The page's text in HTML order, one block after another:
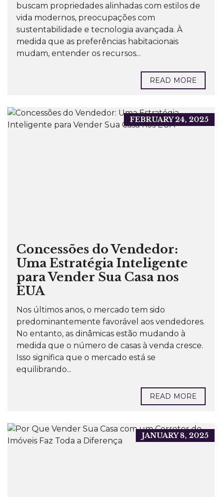
buscam propriedades alinhadas com estilos de
vida modernos, preocupações com
sustentabilidade e tecnologia avançada. À
medida que as preferências habitacionais
mudam, entender os recursos...
READ MORE
FEBRUARY 24, 2025
Concessões do Vendedor:
Uma Estratégia Inteligente
para Vender Sua Casa nos
EUA
Nos últimos anos, o mercado tem sido
predominantemente favorável aos vendedores.
No entanto, as dinâmicas estão mudando à
medida que o número de casas à venda cresce.
Isso significa que o mercado está se
equilibrando...
READ MORE
JANUARY 8, 2025